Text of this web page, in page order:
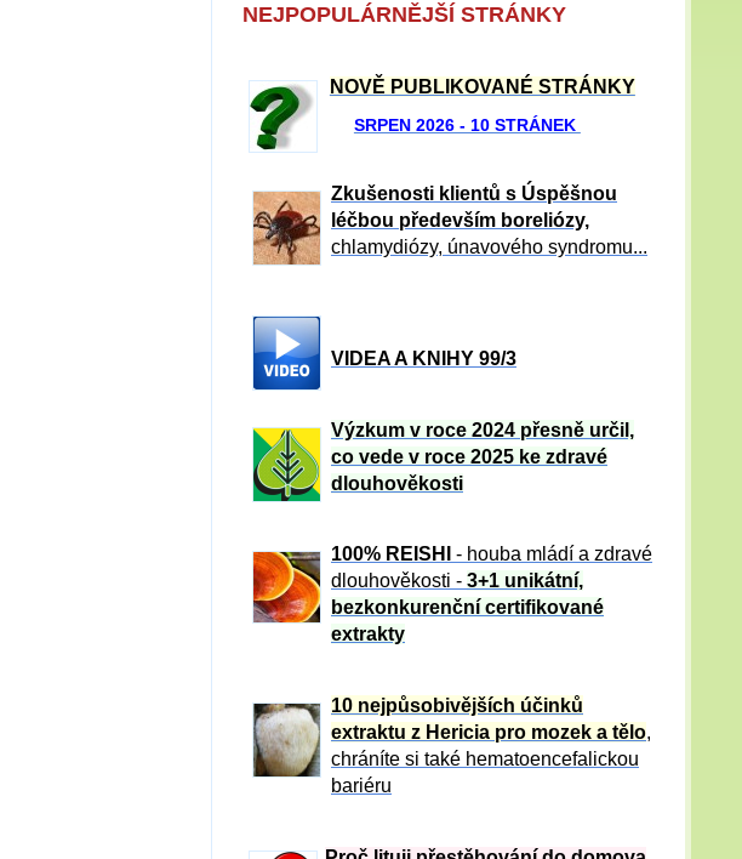
NEJPOPULÁRNĚJŠÍ STRÁNKY
NOVĚ PUBLIKOVANÉ STRÁNKY
SRPEN 2026 - 10 STRÁNEK
Zkušenosti klientů s Úspěšnou
léčbou především boreliózy,
chlamydiózy, únavového syndromu...
VIDEA A KNIHY 99/3
Výzkum v roce 2024 přesně určil,
co vede v roce 2025 ke zdravé
dlouhověkosti
100% REISHI
- houba mládí a zdravé
dlouhověkosti - 3+1 unikátní,
bezkonkurenční certifikované
extrakty
10 nejpůsobivějších účinků
extraktu z Hericia pro mozek a tělo,
chráníte si také hematoencefalickou
bariéru